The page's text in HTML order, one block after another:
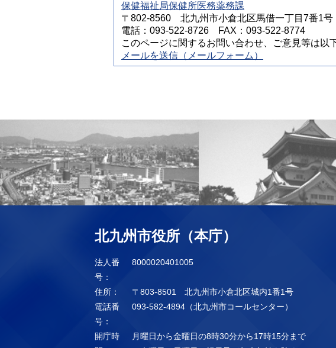
保健福祉局保健所医務薬務課
〒802-8560 北九州市小倉北区馬借一丁目7番1号
電話：093-522-8726 FAX：093-522-8774
このページに関するお問い合わせ、ご意見等は以
メールを送信（メールフォーム）
北九州市役所（本庁）
法人番
号：
8000020401005
住所：
〒803-8501 北九州市小倉北区城内1番1号
電話番
号：
093-582-4894（北九州市コールセンター）
開庁時
月曜日から金曜日の8時30分から17時15分まで